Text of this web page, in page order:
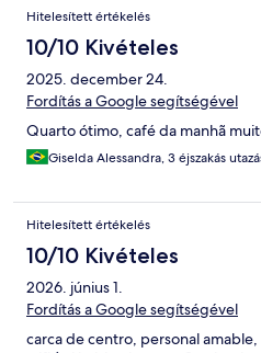
Hitelesített értékelés
10/10 Kivételes
2025. december 24.
Fordítás a Google segítségével
Quarto ótimo, café da manhã
Giselda Alessandra, 3 éjszakás
Hitelesített értékelés
10/10 Kivételes
2026. június 1.
Fordítás a Google segítségével
carca de centro, personal